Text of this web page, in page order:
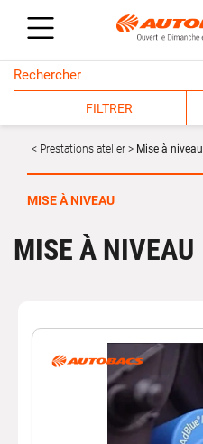
FILTRER
Prestations atelier Mise à niveau
MISE À NIVEAU
MISE À NIVEAU